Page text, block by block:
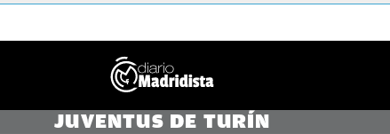
JUVENTUS DE TURÍN